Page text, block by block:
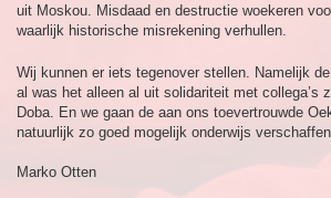
uit Moskou. Misdaad en destructie woekeren
waarlijk historische misrekening verhullen.
Wij kunnen er iets tegenover stellen. Namelijk
al was het alleen al uit solidariteit met collega’s
Doba. En we gaan de aan ons toevertrouwde
natuurlijk zo goed mogelijk onderwijs
Marko Otten